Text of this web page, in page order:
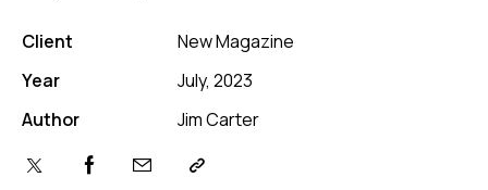
Client
New Magazine
Year
July, 2023
Author
Jim Carter